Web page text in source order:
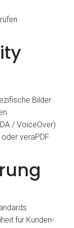
Bilder
/ VoiceOver)
veraPDF
für Kunden-